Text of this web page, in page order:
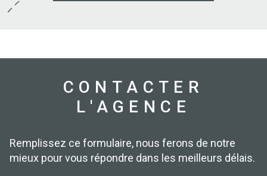
CONTACTER
L'AGENCE
Remplissez ce formulaire, nous ferons de notre
mieux pour vous répondre dans les meilleurs délais.